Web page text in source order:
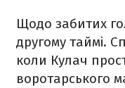
Щодо забитих
другому таймі.
коли Кулач
воротарського